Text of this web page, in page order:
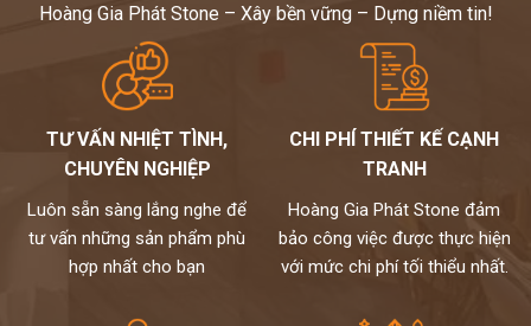
Hoàng Gia Phát Stone – Xây bền vững – Dựng niềm tin!
TƯ VẤN NHIỆT TÌNH,
CHUYÊN NGHIỆP
Luôn sẵn sàng lắng nghe để
tư vấn những sản phẩm phù
hợp nhất cho bạn
CHI PHÍ THIẾT KẾ CẠNH
TRANH
Hoàng Gia Phát Stone đảm
bảo công việc được thực hiện
với mức chi phí tối thiểu nhất.